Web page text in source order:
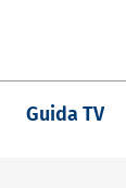
Guida TV